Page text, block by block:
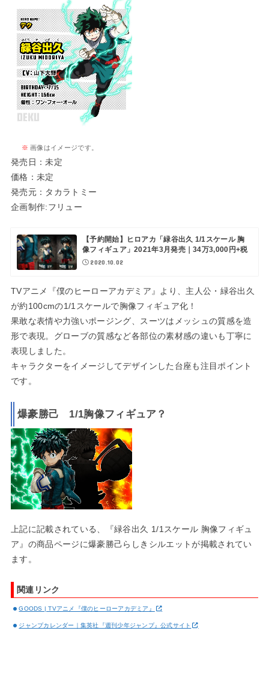
※ 画像はイメージです。
発売日：未定
価格：未定
発売元：タカラトミー
企画制作:フリュー
【予約開始】ヒロアカ「緑谷出久 1/1スケール 胸
像フィギュア」2021年3月発売｜34万3,000円+税
2020.10.02
TVアニメ『僕のヒーローアカデミア』より、主人公・緑谷出久
が約100cmの1/1スケールで胸像フィギュア化！
果敢な表情や力強いポージング、スーツはメッシュの質感を造
形で表現。グローブの質感など各部位の素材感の違いも丁寧に
表現しました。
キャラクターをイメージしてデザインした台座も注目ポイント
です。
爆豪勝己 1/1胸像フィギュア？
上記に記載されている、『緑谷出久 1/1スケール 胸像フィギュ
ア』の商品ページに爆豪勝己らしきシルエットが掲載されてい
ます。
関連リンク
GOODS | TVアニメ『僕のヒーローアカデミア』
ジャンプカレンダー｜集英社『週刊少年ジャンプ』公式サイト